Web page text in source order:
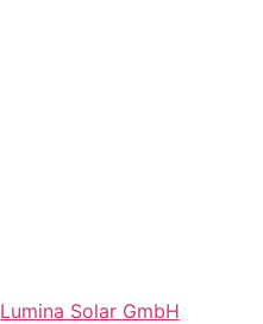
Lumina Solar GmbH